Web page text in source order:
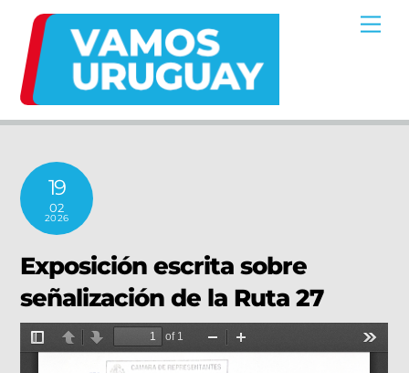
content
19
02
2026
Exposición escrita sobre
señalización de la Ruta 27